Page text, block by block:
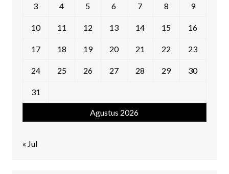
Agustus 2026
3 4 5 6 7 8 9
10 11 12 13 14 15 16
17 18 19 20 21 22 23
24 25 26 27 28 29 30
31
« Jul